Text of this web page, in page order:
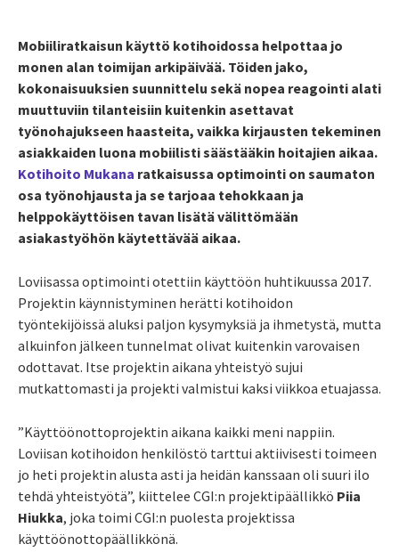
Mobiiliratkaisun käyttö kotihoidossa helpottaa jo
monen alan toimijan arkipäivää. Töiden jako,
kokonaisuuksien suunnittelu sekä nopea reagointi alati
muuttuviin tilanteisiin kuitenkin asettavat
työnohajukseen haasteita, vaikka kirjausten tekeminen
asiakkaiden luona mobiilisti säästääkin hoitajien aikaa.
Kotihoito Mukana ratkaisussa optimointi on saumaton
osa työnohjausta ja se tarjoaa tehokkaan ja
helppokäyttöisen tavan lisätä välittömään
asiakastyöhön käytettävää aikaa.
Loviisassa optimointi otettiin käyttöön huhtikuussa 2017.
Projektin käynnistyminen herätti kotihoidon
työntekijöissä aluksi paljon kysymyksiä ja ihmetystä, mutta
alkuinfon jälkeen tunnelmat olivat kuitenkin varovaisen
odottavat. Itse projektin aikana yhteistyö sujui
mutkattomasti ja projekti valmistui kaksi viikkoa etuajassa.
”Käyttöönottoprojektin aikana kaikki meni nappiin.
Loviisan kotihoidon henkilöstö tarttui aktiivisesti toimeen
jo heti projektin alusta asti ja heidän kanssaan oli suuri ilo
tehdä yhteistyötä”, kiittelee CGI:n projektipäällikkö Piia
Hiukka, joka toimi CGI:n puolesta projektissa
käyttöönottopäällikkönä.